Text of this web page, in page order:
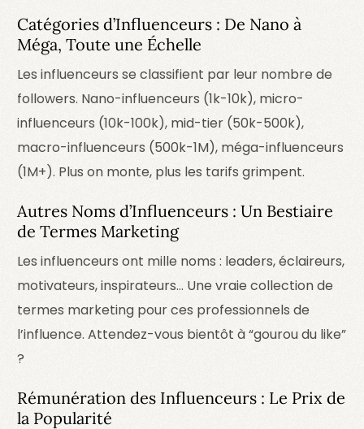
Catégories d’Influenceurs : De Nano à
Méga, Toute une Échelle
Les influenceurs se classifient par leur nombre de
followers. Nano-influenceurs (1k-10k), micro-
influenceurs (10k-100k), mid-tier (50k-500k),
macro-influenceurs (500k-1M), méga-influenceurs
(1M+). Plus on monte, plus les tarifs grimpent.
Autres Noms d’Influenceurs : Un Bestiaire
de Termes Marketing
Les influenceurs ont mille noms : leaders, éclaireurs,
motivateurs, inspirateurs… Une vraie collection de
termes marketing pour ces professionnels de
l’influence. Attendez-vous bientôt à “gourou du like”
?
Rémunération des Influenceurs : Le Prix de
la Popularité